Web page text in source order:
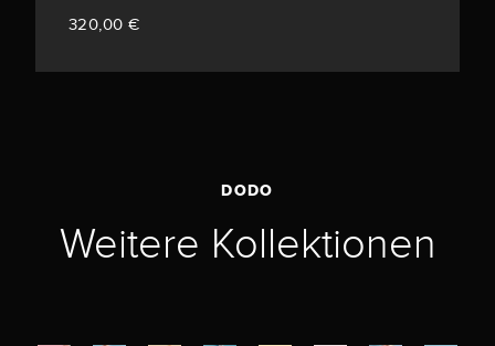
320,00 €
DODO
Weitere Kollektionen